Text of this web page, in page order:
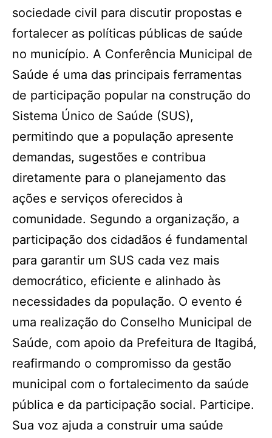
sociedade civil para discutir propostas e
fortalecer as políticas públicas de saúde
no município. A Conferência Municipal de
Saúde é uma das principais ferramentas
de participação popular na construção do
Sistema Único de Saúde (SUS),
permitindo que a população apresente
demandas, sugestões e contribua
diretamente para o planejamento das
ações e serviços oferecidos à
comunidade. Segundo a organização, a
participação dos cidadãos é fundamental
para garantir um SUS cada vez mais
democrático, eficiente e alinhado às
necessidades da população. O evento é
uma realização do Conselho Municipal de
Saúde, com apoio da Prefeitura de Itagibá,
reafirmando o compromisso da gestão
municipal com o fortalecimento da saúde
pública e da participação social. Participe.
Sua voz ajuda a construir uma saúde